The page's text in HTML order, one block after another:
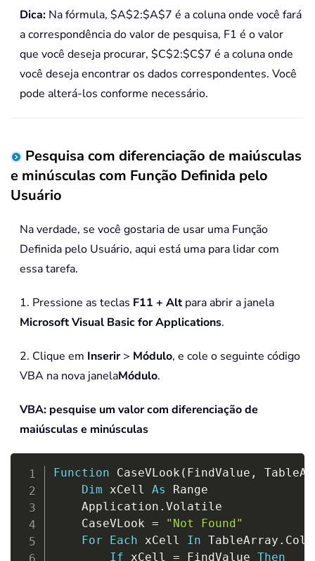
Dica: Na fórmula, $A$2:$A$7 é a coluna onde você fará
a correspondência do valor de pesquisa, F1 é o valor
que você deseja procurar, $C$2:$C$7 é a coluna onde
você deseja encontrar os dados correspondentes. Você
pode alterá-los conforme necessário.
Pesquisa com diferenciação de maiúsculas
e minúsculas com Função Definida pelo
Usuário
Na verdade, se você gostaria de usar uma Função
Definida pelo Usuário, aqui está uma para lidar com
essa tarefa.
1. Pressione as teclas F11 + Altpara abrir a janela
Microsoft Visual Basic for Applications.
2. Clique em Inserir> Módulo, e cole o seguinte código
VBA na nova janelaMódulo.
VBA: pesquise um valor com diferenciação de
maiúsculas e minúsculas
Function CaseVLook ( FindValue ,
Dim xCell As Range
    Application
. Volatile
    CaseVLook
=
"Not Found"
For
Each xCell In TableArray .
If xCell = FindValue Then
Copy